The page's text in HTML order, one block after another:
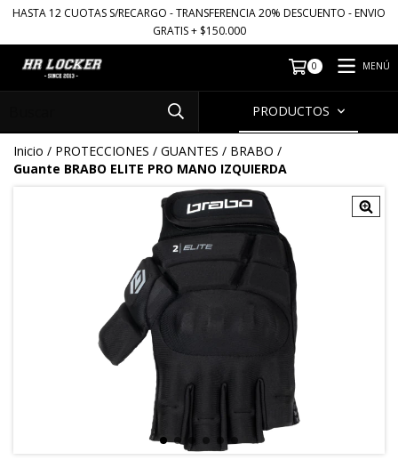
HASTA 12 CUOTAS S/RECARGO - TRANSFERENCIA 20% DESCUENTO - ENVIO
GRATIS + $150.000
0 MENÚ
PRODUCTOS
Inicio / PROTECCIONES / GUANTES / BRABO /
Guante BRABO ELITE PRO MANO IZQUIERDA